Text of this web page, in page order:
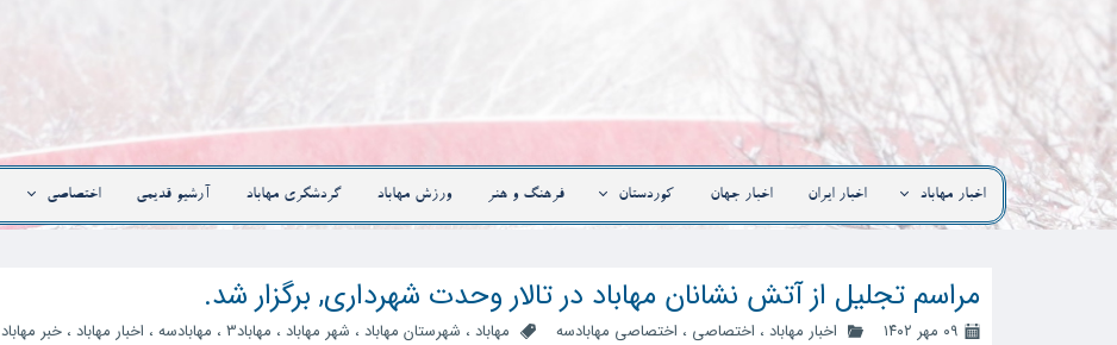
اخبار مهاباد اخبار ایران اخبار جهان کوردستان فرهنگ و هنر ورزش مهاباد گردشگری مهاباد آرشیو قدیمی اختصاصی
مراسم تجلیل از آتش نشانان مهاباد در تالار وحدت شهرداری, برگزار شد.
۰۹ مهر ۱۴۰۲ اخبار مهاباد ، اختصاصی ، اختصاصی مهابادسه مهاباد ، شهرستان مهاباد ، شهر مهاباد ، مهاباد3 ، مهابادسه ، اخبار مهاباد ،خبر مهاباد